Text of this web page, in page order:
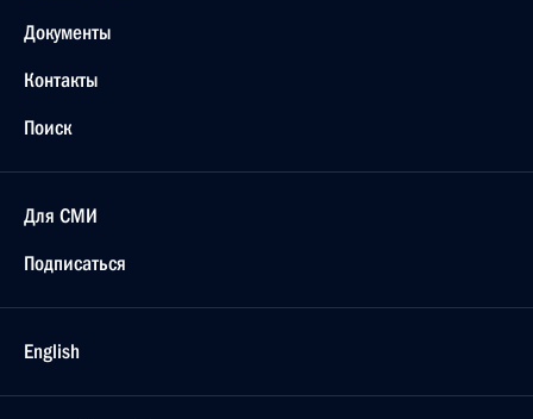
Документы
Контакты
Поиск
Для СМИ
Подписаться
English